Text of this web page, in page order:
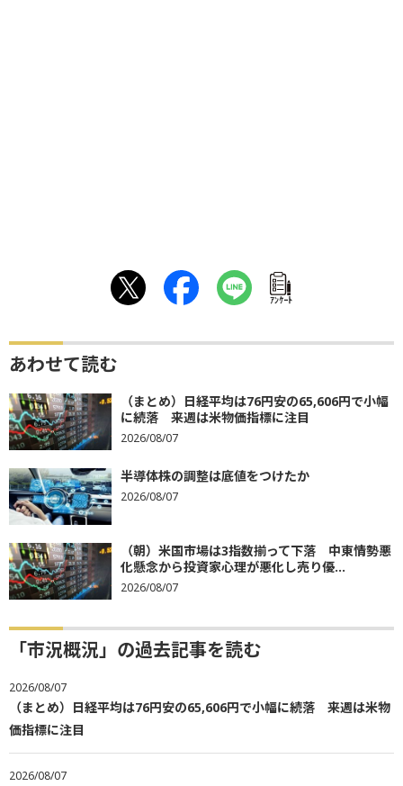
ｱﾝｹｰﾄ
あわせて読む
（まとめ）日経平均は76円安の65,606円で小幅
に続落 来週は米物価指標に注目
2026/08/07
半導体株の調整は底値をつけたか
2026/08/07
（朝）米国市場は3指数揃って下落 中東情勢悪
化懸念から投資家心理が悪化し売り優...
2026/08/07
「市況概況」の過去記事を読む
2026/08/07
（まとめ）日経平均は76円安の65,606円で小幅に続落 来週は米物
価指標に注目
2026/08/07